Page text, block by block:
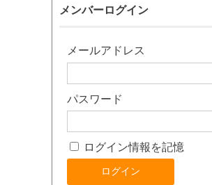
メンバーログイン
メールアドレス
パスワード
ログイン情報を記憶